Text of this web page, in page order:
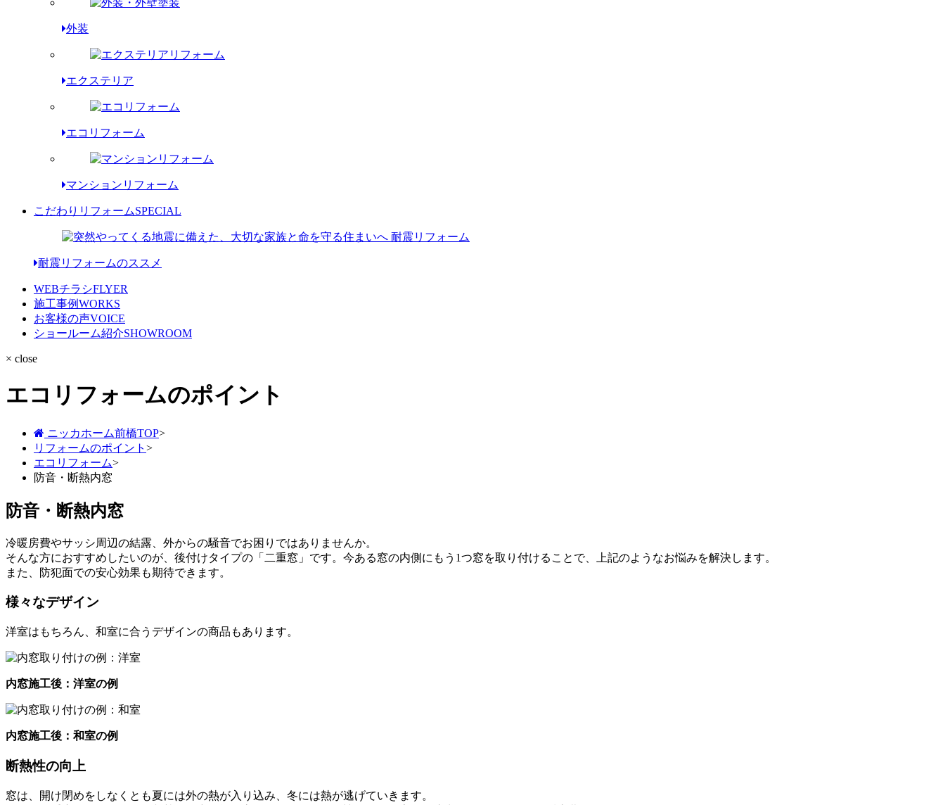
外装
エクステリア
エコリフォーム
マンションリフォーム
こだわりリフォームSPECIAL
耐震リフォームのススメ
WEBチラシFLYER
施工事例WORKS
お客様の声VOICE
ショールーム紹介SHOWROOM
× close
エコリフォームのポイント
ニッカホーム前橋TOP>
リフォームのポイント >
エコリフォーム>
防音・断熱内窓
防音・断熱内窓
冷暖房費やサッシ周辺の結露、外からの騒音でお困りではありませんか。
そんな方におすすめしたいのが、後付けタイプの「二重窓」です。今ある窓の内側にもう1つ窓を取り付けることで、上記のようなお悩みを解決します。
また、防犯面での安心効果も期待できます。
様々なデザイン
洋室はもちろん、和室に合うデザインの商品もあります。
内窓施工後：洋室の例
内窓施工後：和室の例
断熱性の向上
窓は、開け閉めをしなくとも夏には外の熱が入り込み、冬には熱が逃げていきます。